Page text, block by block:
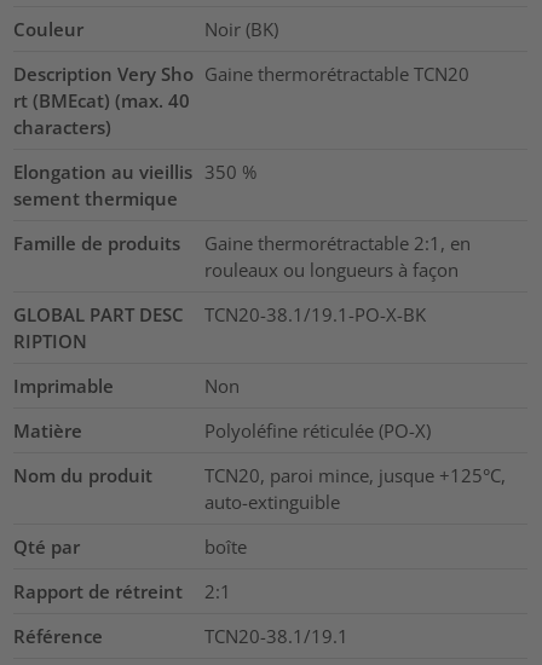
Couleur
Noir (BK)
Description Very Sho
rt (BMEcat) (max. 40
characters)
Gaine thermorétractable TCN20
Elongation au vieillis
sement thermique
350 %
Famille de produits
Gaine thermorétractable 2:1, en
rouleaux ou longueurs à façon
GLOBAL PART DESC
RIPTION
TCN20-38.1/19.1-PO-X-BK
Imprimable
Non
Matière
Polyoléfine réticulée (PO-X)
Nom du produit
TCN20, paroi mince, jusque +125°C,
auto-extinguible
Qté par
boîte
Rapport de rétreint
2:1
Référence
TCN20-38.1/19.1